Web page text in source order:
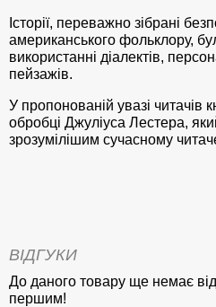
Історії, переважно зібрані
американського фольклору,
використанні діалектів,
пейзажів.
У пропонованій увазі читачів
обробці Джуліуса Лестера,
зрозумілішим сучасному
ВІДГУКИ
До даного товару ще немає
першим!